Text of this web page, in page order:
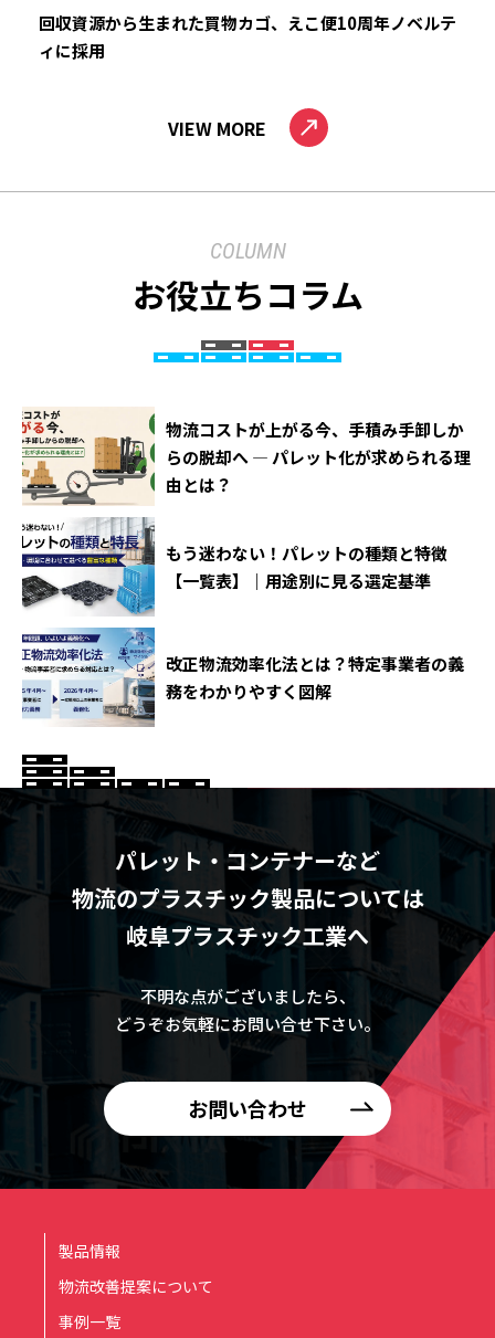
回収資源から生まれた買物カゴ、えこ便10周年ノベルテ
ィに採用
VIEW MORE
COLUMN
お役立ちコラム
物流コストが上がる今、手積み手卸しか
らの脱却へ ― パレット化が求められる理
由とは？
もう迷わない！パレットの種類と特徴
【一覧表】｜用途別に見る選定基準
改正物流効率化法とは？特定事業者の義
務をわかりやすく図解
パレット・コンテナーなど
物流のプラスチック製品については
岐阜プラスチック工業へ
不明な点がございましたら、
どうぞお気軽にお問い合せ下さい。
お問い合わせ
製品情報
物流改善提案について
事例一覧